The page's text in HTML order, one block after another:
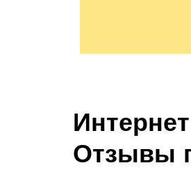
Интернет магазин ювелирных украшений.
Отзывы